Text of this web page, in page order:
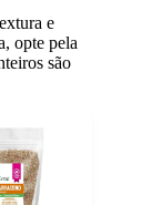
e
opte pela
são